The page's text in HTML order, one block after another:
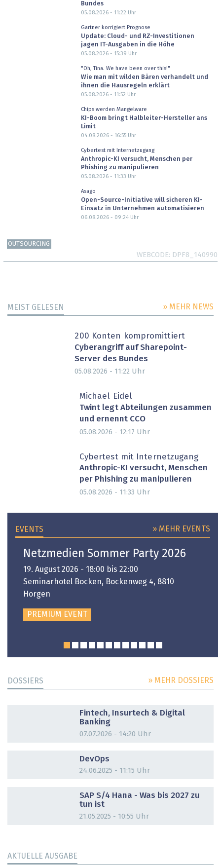
Bundes
05.08.2026 - 11:22 Uhr
Gartner korrigiert Prognose
Update: Cloud- und RZ-Investitionen
jagen IT-Ausgaben in die Höhe
05.08.2026 - 15:39 Uhr
"Oh, Tina. We have been over this!"
Wie man mit wilden Bären verhandelt und
ihnen die Hausregeln erklärt
05.08.2026 - 11:52 Uhr
Chips werden Mangelware
KI-Boom bringt Halbleiter-Hersteller ans
Limit
04.08.2026 - 16:55Uhr
Cybertest mit Internetzugang
Anthropic-KI versucht, Menschen per
Phishing zu manipulieren
05.08.2026 - 11:33 Uhr
Asago
Open-Source-Initiative will sicheren KI-
Einsatz in Unternehmen automatisieren
06.08.2026 - 09:24Uhr
OUTSOURCING
WEBCODE DPF8_140990
MEIST GELESEN » MEHR NEWS
200 Konten kompromittiert
Cyberangriff auf Sharepoint-
Server des Bundes
05.08.2026 - 11:22 Uhr
Michael Eidel
Twint legt Abteilungen zusammen
und ernennt CCO
05.08.2026 - 12:17 Uhr
Cybertest mit Internetzugang
Anthropic-KI versucht, Menschen
per Phishing zu manipulieren
05.08.2026 - 11:33 Uhr
EVENTS » MEHR EVENTS
Netzmedien Sommer Party 2026
19. August 2026 - 18:00 bis 22:00
Seminarhotel Bocken, Bockenweg 4, 8810
Horgen
PREMIUM EVENT
DOSSIERS » MEHR DOSSIERS
Fintech, Insurtech & Digital
Banking
07.07.2026 - 14:20 Uhr
DevOps
24.06.2025 - 11:15 Uhr
SAP S/4 Hana - Was bis 2027 zu
tun ist
21.05.2025 - 10:55 Uhr
AKTUELLE AUSGABE